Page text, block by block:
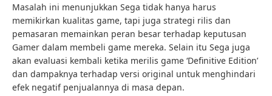
Masalah ini menunjukkan Sega tidak hanya harus
memikirkan kualitas game, tapi juga strategi rilis dan
pemasaran memainkan peran besar terhadap keputusan
Gamer dalam membeli game mereka. Selain itu Sega juga
akan evaluasi kembali ketika merilis game ‘Definitive Edition’
dan dampaknya terhadap versi original untuk menghindari
efek negatif penjualannya di masa depan.